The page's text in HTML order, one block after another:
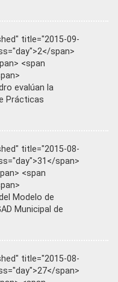
title="2015-09-
span>
<span
evalúan la
Prácticas
title="2015-08-
span>
<span
Modelo de
Municipal de
title="2015-08-
span>